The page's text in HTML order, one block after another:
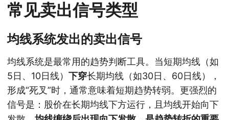
常见卖出信号类型
均线系统发出的卖出信号
均线系统是最常用的趋势判断工具。当短期均线（如
5日、10日线） 下穿长期均线（如30日、60日线），
形成“死叉”时，通常意味着短期趋势转弱。更强烈的
信号是：股价在长期均线下方运行，且均线开始向下